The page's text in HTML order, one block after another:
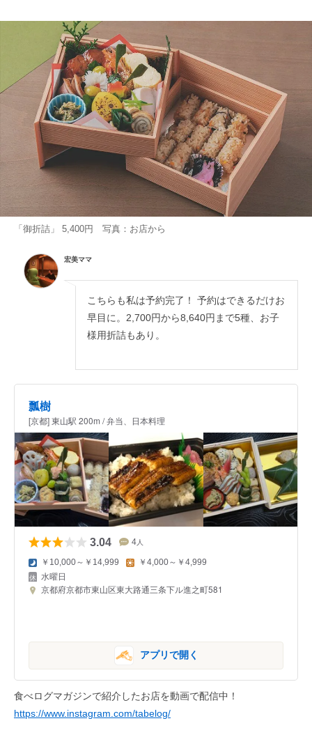
「御折詰」 5,400円 写真：お店から
宏美ママ
こちらも私は予約完了！ 予約はできるだけお
早目に。2,700円から8,640円まで5種、お子
様用折詰もあり。
瓢樹
[京都] 東山駅 200m / 弁当、日本料理
3.04 4 人
￥10,000～￥14,999 ￥4,000～￥4,999
水曜日
京都府京都市東山区東大路通三条下ル進之町581
アプリで開く
食べログマガジンで紹介したお店を動画で配信中！
https://www.instagram.com/tabelog/